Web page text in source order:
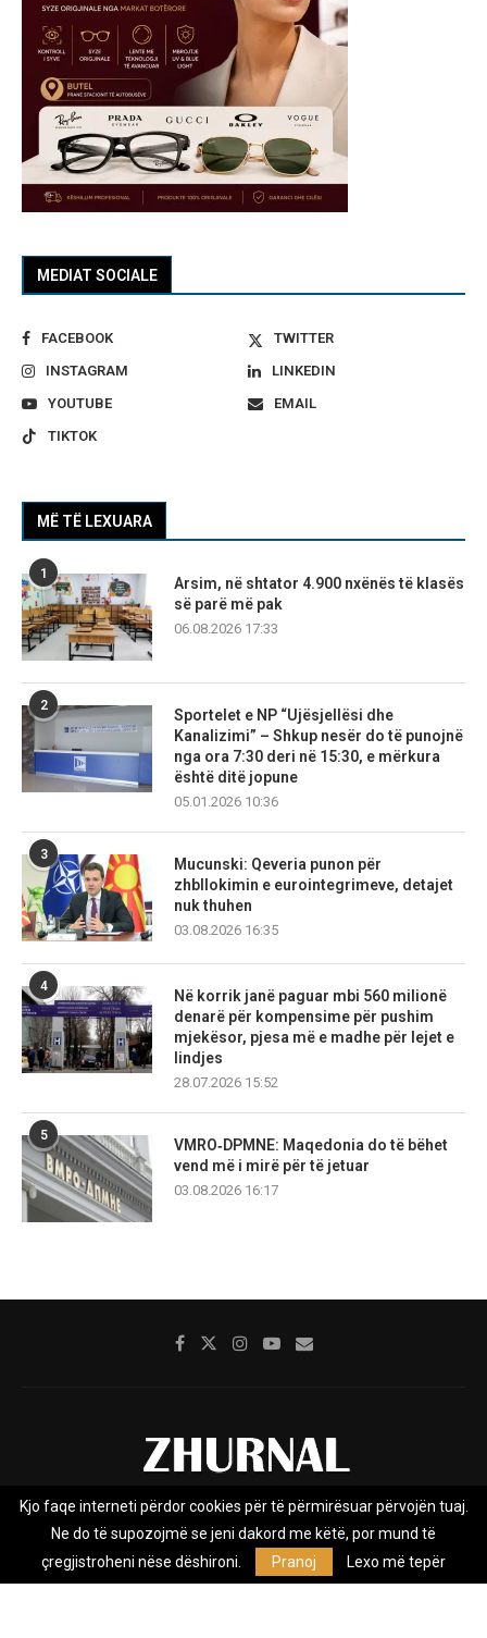
MEDIAT SOCIALE
FACEBOOK
TWITTER
INSTAGRAM
LINKEDIN
YOUTUBE
EMAIL
TIKTOK
MË TË LEXUARA
1
Arsim, në shtator 4.900 nxënës të klasës
së parë më pak
06.08.2026 17:33
2
Sportelet e NP “Ujësjellësi dhe
Kanalizimi” – Shkup nesër do të punojnë
nga ora 7:30 deri në 15:30, e mërkura
është ditë jopune
05.01.2026 10:36
3
Mucunski: Qeveria punon për
zhbllokimin e eurointegrimeve, detajet
nuk thuhen
03.08.2026 16:35
4
Në korrik janë paguar mbi 560 milionë
denarë për kompensime për pushim
mjekësor, pjesa më e madhe për lejet e
lindjes
28.07.2026 15:52
5
VMRO‑DPMNE: Maqedonia do të bëhet
vend më i mirë për të jetuar
03.08.2026 16:17
Rreth nesh Impresumi Marketing
Kontakt
Privacy Policy
Zhurnal.mk është Agjenci e Lajmeve e pavarur, e themeluar në vitin
Kjo faqe interneti përdor cookies për të përmirësuar përvojën tuaj.
Ne do të supozojmë se jeni dakord me këtë, por mund të
çregjistroheni nëse dëshironi.
Pranoj Lexo më tepër